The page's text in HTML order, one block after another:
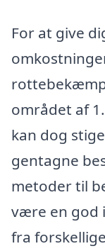
For at give
området af
kan dog
gentagne
metoder til
være en god
fra forskellige